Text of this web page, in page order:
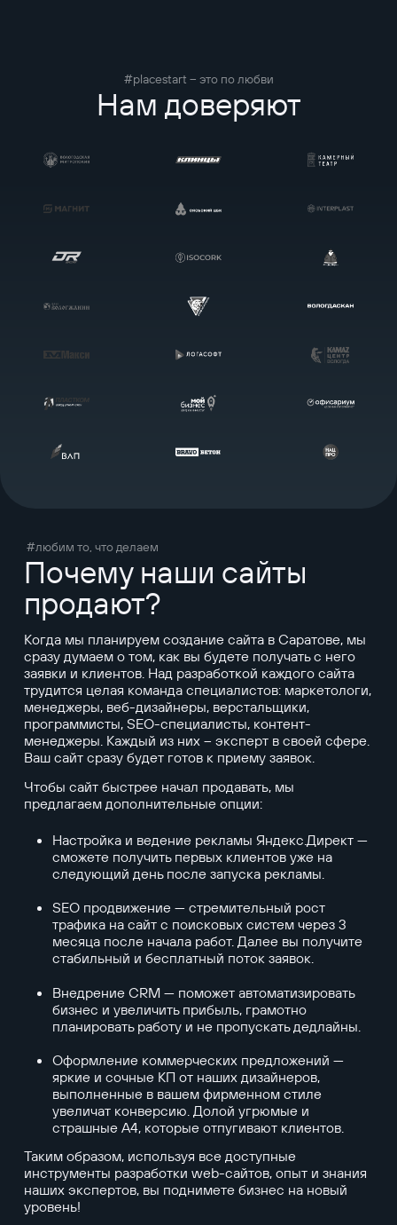
#placestart – это по любви
Нам доверяют
#любим то, что делаем
Почему наши сайты
продают?
Когда мы планируем создание сайта в Саратове, мы
сразу думаем о том, как вы будете получать с него
заявки и клиентов. Над разработкой каждого сайта
трудится целая команда специалистов: маркетологи,
менеджеры, веб-дизайнеры, верстальщики,
программисты, SEO-специалисты, контент-
менеджеры. Каждый из них – эксперт в своей сфере.
Ваш сайт сразу будет готов к приему заявок.
Чтобы сайт быстрее начал продавать, мы
предлагаем дополнительные опции:
Настройка и ведение рекламы Яндекс.Директ —
сможете получить первых клиентов уже на
следующий день после запуска рекламы.
SEO продвижение — стремительный рост
трафика на сайт с поисковых систем через 3
месяца после начала работ. Далее вы получите
стабильный и бесплатный поток заявок.
Внедрение CRM — поможет автоматизировать
бизнес и увеличить прибыль, грамотно
планировать работу и не пропускать дедлайны.
Оформление коммерческих предложений —
яркие и сочные КП от наших дизайнеров,
выполненные в вашем фирменном стиле
увеличат конверсию. Долой угрюмые и
страшные А4, которые отпугивают клиентов.
Таким образом, используя все доступные
инструменты разработки web-сайтов, опыт и знания
наших экспертов, вы поднимете бизнес на новый
уровень!